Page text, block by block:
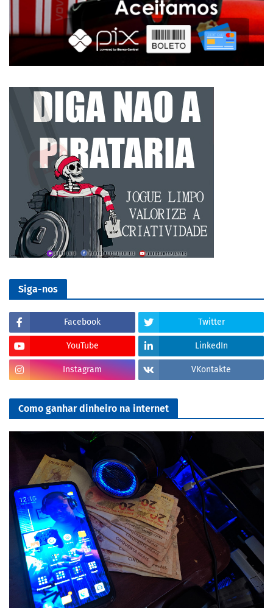
Siga-nos
Facebook Twitter
YouTube LinkedIn
Instagram VKontakte
Como ganhar dinheiro na internet